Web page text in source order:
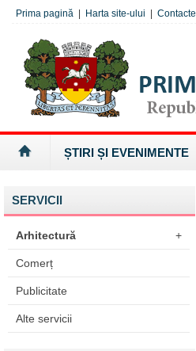
Prima pagină Harta site-ului Contacte
ȘTIRI ȘI EVENIMENTE
SERVICII
Arhitectură +
Comerț
Publicitate
Alte servicii